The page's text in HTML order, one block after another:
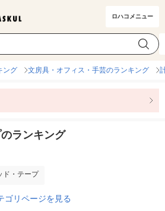
ロハコメニュー
カテゴリ選択
ング 文房具・オフィス・手芸のランキング
ランキング
ド・テープ
ゴリページを見る